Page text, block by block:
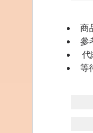
商
參
代
等